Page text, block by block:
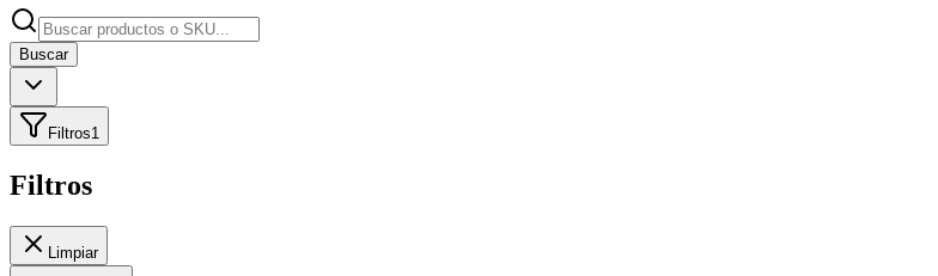
Buscar
Filtros1
Filtros
Limpiar